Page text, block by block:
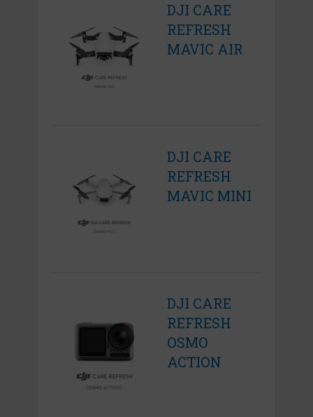
DJI CARE
REFRESH
MAVIC AIR
DJI CARE
REFRESH
MAVIC MINI
DJI CARE
REFRESH
OSMO
ACTION